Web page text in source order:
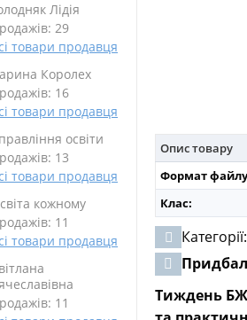
Лідія
29
товари продавця
Королех
16
товари продавця
освіти
13
товари продавця
кожному
11
товари продавця
11
Опис товару
Формат
Клас:
Категорії:
Тиждень БЖ